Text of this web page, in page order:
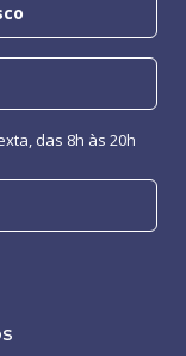
das 8h às 20h